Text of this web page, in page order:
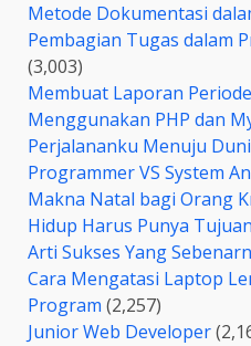
Metode Dokumentasi
Pembagian Tugas dalam
(3,003)
Membuat Laporan
Menggunakan PHP dan
Perjalananku Menuju
Programmer VS System
Makna Natal bagi Orang
Hidup Harus Punya Tujuan
Arti Sukses Yang
Cara Mengatasi Laptop
Program (2,257)
Junior Web Developer